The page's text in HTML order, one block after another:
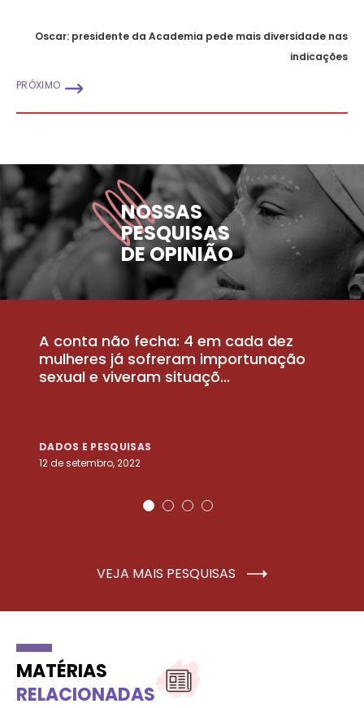
Oscar: presidente da Academia pede mais diversidade nas
indicações
PRÓXIMO
NOSSAS
PESQUISAS
DE OPINIÃO
A conta não fecha: 4 em cada dez
mulheres já sofreram importunação
sexual e viveram situaçõ...
DADOS E PESQUISAS
12 de setembro, 2022
VEJA MAIS PESQUISAS
MATÉRIAS
RELACIONADAS